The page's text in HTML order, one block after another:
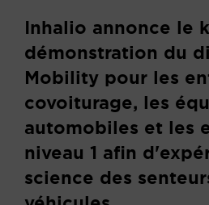
Inhalio annonce le
démonstration du
Mobility pour les
covoiturage, les
automobiles et les
niveau 1 afin
science des